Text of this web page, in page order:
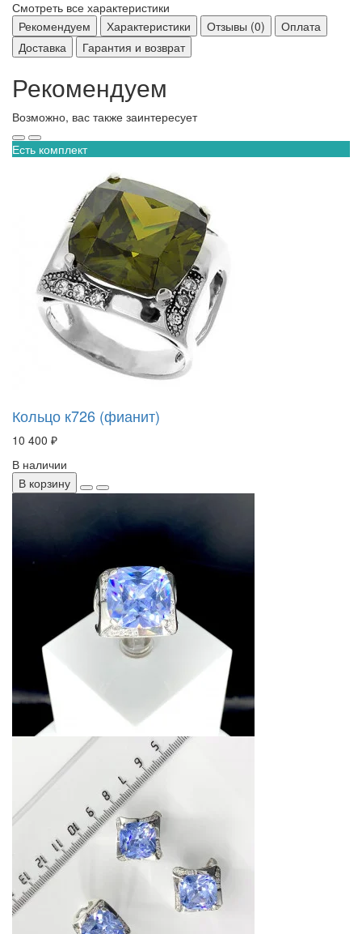
Смотреть все характеристики
Рекомендуем
Характеристики Отзывы (0)
Оплата
Доставка
Гарантия и возврат
Рекомендуем
Возможно, вас также заинтересует
Есть комплект
Кольцо к726 (фианит)
10 400 ₽
В наличии
В корзину